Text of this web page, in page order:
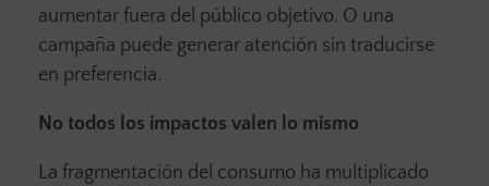
aumentar fuera del público objetivo. O una
campaña puede generar atención sin traducirse
en preferencia.
No todos los impactos valen lo mismo
La fragmentación del consumo ha multiplicado